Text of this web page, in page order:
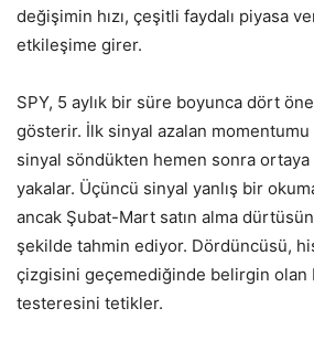
değişimin hızı, çeşitli faydalı piyasa
etkileşime girer.
SPY, 5 aylık bir süre boyunca dört
gösterir. İlk sinyal azalan
sinyal söndükten hemen sonra ortaya
yakalar. Üçüncü sinyal yanlış bir
ancak Şubat-Mart satın alma
şekilde tahmin ediyor. Dördüncüsü,
çizgisini geçemediğinde belirgin olan
testeresini tetikler.